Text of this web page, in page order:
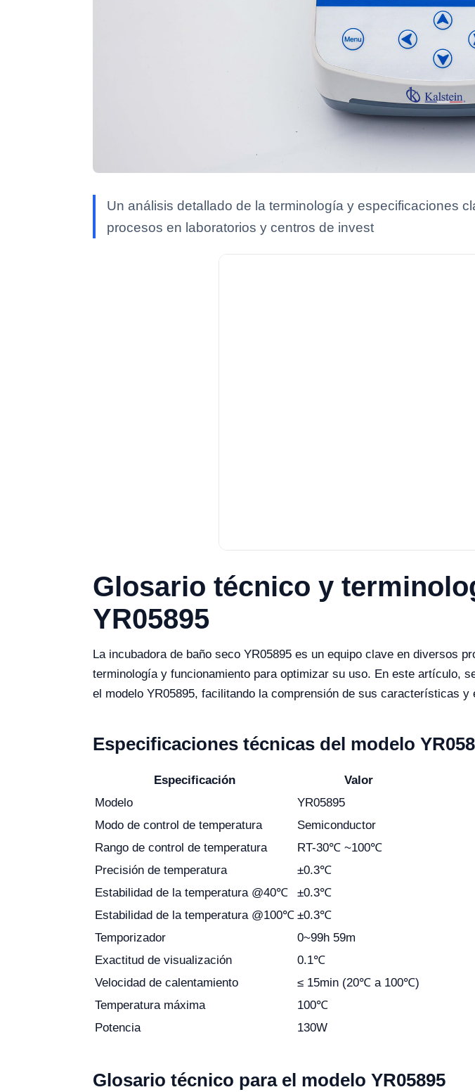
Un análisis detallado de la terminología y especificaciones
procesos en laboratorios y centros de invest
Glosario técnico y
YR05895
La incubadora de baño seco YR05895 es un equipo clave en diversos
terminología y funcionamiento para optimizar su uso. En este artículo,
el modelo YR05895, facilitando la comprensión de sus características
Especificaciones técnicas del modelo
Especificación
Valor
Modelo
YR05895
Modo de control de temperatura
Semiconductor
Rango de control de temperatura
RT-30℃ ~100℃
Precisión de temperatura
±0.3℃
Estabilidad de la temperatura @40℃
±0.3℃
Estabilidad de la temperatura @100℃ ±0.3℃
Temporizador
0~99h 59m
Exactitud de visualización
0.1℃
Velocidad de calentamiento
≤ 15min (20℃ a 100℃)
Temperatura máxima
100℃
Potencia
130W
Glosario técnico para el modelo YR05895